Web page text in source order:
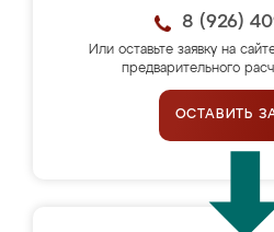
8 (926)
Или оставьте заявку на
предварительного
ОСТАВИТЬ